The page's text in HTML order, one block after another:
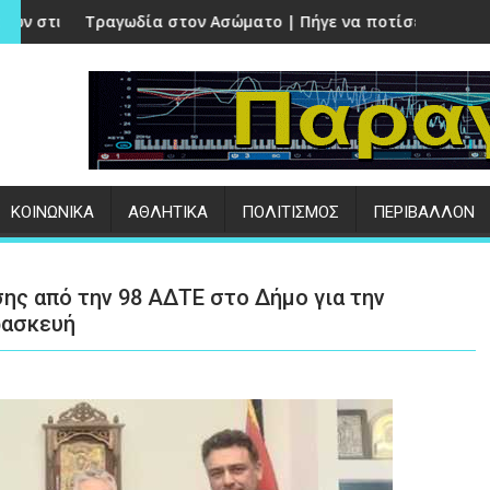
περιοχές της Μυτιλήνης | ΑΝΑΛΥΤΙΚΑ
Ασώματο | Πήγε να ποτίσει το κτήμα του και βρέθηκε
«ΟΣΔΕ 2026» | Στην
ΚΟΙΝΩΝΙΚΑ ΑΘΛΗΤΙΚΑ ΠΟΛΙΤΙΣΜΟΣ ΠΕΡΙΒΑΛΛΟΝ
από την 98 ΑΔΤΕ στο Δήμο για την